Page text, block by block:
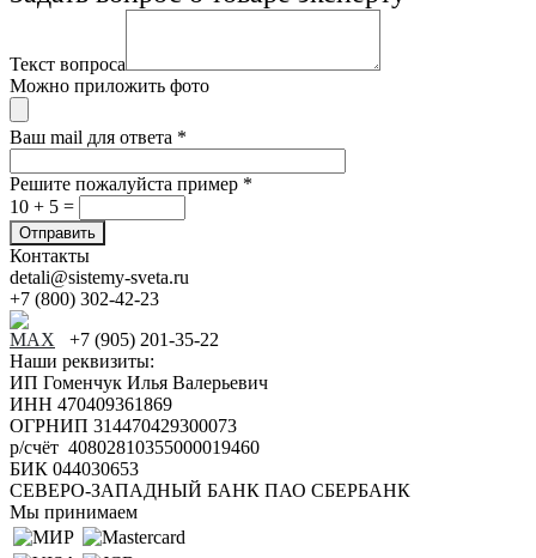
Текст вопроса
Можно приложить фото
Ваш mail для ответа *
Решите пожалуйста пример *
10 + 5 =
Контакты
detali@sistemy-sveta.ru
+7 (800) 302-42-23
+7 (905) 201-35-22
Наши реквизиты:
ИП Гоменчук Илья Валерьевич
ИНН 470409361869
ОГРНИП 314470429300073
р/счёт 40802810355000019460
БИК 044030653
СЕВЕРО-ЗАПАДНЫЙ БАНК ПАО СБЕРБАНК
Мы принимаем